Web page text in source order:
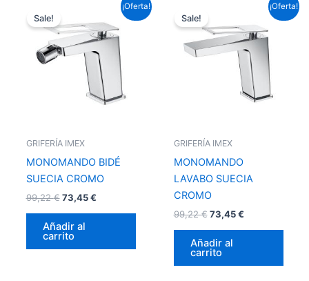
¡Oferta!
Sale!
GRIFERÍA IMEX
MONOMANDO BIDÉ
SUECIA CROMO
99,22€
original
era:
99,22 €.
73,45€
precio
actual
es:
73,45 €.
Añadir al
carrito
¡Oferta!
Sale!
GRIFERÍA IMEX
MONOMANDO
LAVABO SUECIA
CROMO
99,22€
original
era:
99,22 €.
73,45€
precio
es:
73,45 €.
Añadir al
carrito